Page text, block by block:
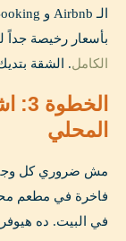
بأسعار رخيصة جداً
الكامل. الشقة
المحلي
مش ضروري كل
فاخرة في مطعم
في البيت. ده هيوفر لك 200-400 يورو في رحلة